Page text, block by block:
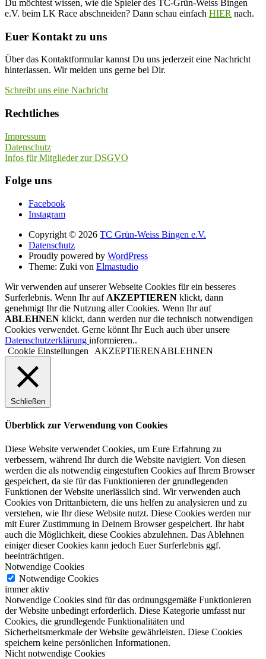
Du möchtest wissen, wie die Spieler des TC-Grün-Weiss Bingen
e.V. beim LK Race abschneiden? Dann schau einfach HIER nach.
Euer Kontakt zu uns
Über das Kontaktformular kannst Du uns jederzeit eine Nachricht
hinterlassen. Wir melden uns gerne bei Dir.
Schreibt uns eine Nachricht
Rechtliches
Impressum
Datenschutz
Infos für Mitglieder zur DSGVO
Folge uns
Facebook
Instagram
Copyright © 2026 TC Grün-Weiss Bingen e.V.
Datenschutz
Proudly powered by WordPress
Theme: Zuki von Elmastudio
Wir verwenden auf unserer Webseite Cookies für ein besseres
Surferlebnis. Wenn Ihr auf AKZEPTIEREN klickt, dann
genehmigt Ihr die Nutzung aller Cookies. Wenn Ihr auf
ABLEHNEN klickt, dann werden nur die technisch notwendigen
Cookies verwendet. Gerne könnt Ihr Euch auch über unsere
Datenschutzerklärung informieren..
Cookie Einstellungen
AKZEPTIERENABLEHNEN
Schließen
Überblick zur Verwendung von Cookies
Diese Website verwendet Cookies, um Eure Erfahrung zu
verbessern, während Ihr durch die Website navigiert. Von diesen
werden die als notwendig eingestuften Cookies auf Ihrem Browser
gespeichert, da sie für das Funktionieren der grundlegenden
Funktionen der Website unerlässlich sind. Wir verwenden auch
Cookies von Drittanbietern, die uns helfen zu analysieren und zu
verstehen, wie Ihr diese Website nutzt. Diese Cookies werden nur
mit Eurer Zustimmung in Deinem Browser gespeichert. Ihr habt
auch die Möglichkeit, diese Cookies abzulehnen. Das Ablehnen
einiger dieser Cookies kann jedoch Euer Surferlebnis ggf.
beeinträchtigen.
Notwendige Cookies
Notwendige Cookies
immer aktiv
Notwendige Cookies sind für das ordnungsgemäße Funktionieren
der Website unbedingt erforderlich. Diese Kategorie umfasst nur
Cookies, die grundlegende Funktionalitäten und
Sicherheitsmerkmale der Website gewährleisten. Diese Cookies
speichern keine persönlichen Informationen.
Nicht notwendige Cookies